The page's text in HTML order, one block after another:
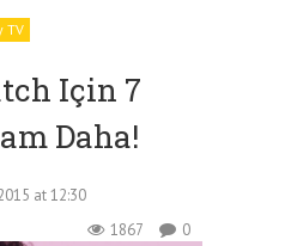
TV
Için 7
Daha!
at 12:30
1867
0